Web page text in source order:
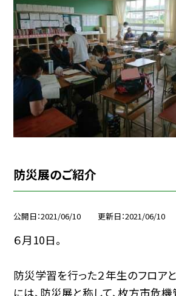
防災展のご紹介
公開日 2021/06/10 更新日 2021/06/10
６月10日。
防災学習を行った２年生のフロア
には、防災展と称して、枚方市危